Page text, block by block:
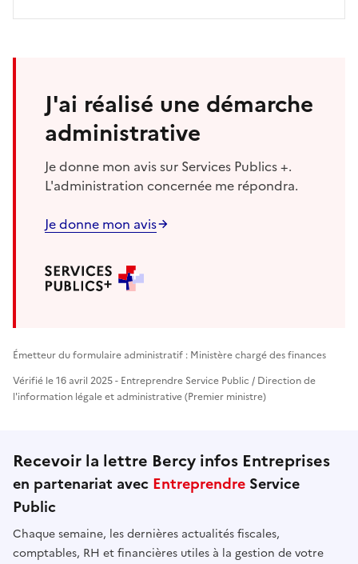
J'ai réalisé une démarche
administrative
Je donne mon avis sur Services Publics +.
L'administration concernée me répondra.
Je donne mon avis
Émetteur du formulaire administratif : Ministère chargé des finances
Vérifié le 16 avril 2025 - Entreprendre Service Public / Direction de
l'information légale et administrative (Premier ministre)
Recevoir la lettre Bercy infos Entreprises
en partenariat avec Entreprendre Service
Public
Chaque semaine, les dernières actualités fiscales,
comptables, RH et financières utiles à la gestion de votre